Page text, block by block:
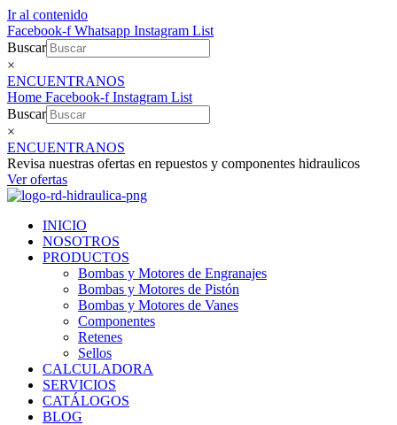
Ir al contenido
Facebook-f Whatsapp Instagram List
Buscar
×
ENCUENTRANOS
Home Facebook-f Instagram List
Buscar
×
ENCUENTRANOS
Revisa nuestras ofertas en repuestos y componentes hidraulicos
Ver ofertas
INICIO
NOSOTROS
PRODUCTOS
Bombas y Motores de Engranajes
Bombas y Motores de Pistón
Bombas y Motores de Vanes
Componentes
Retenes
Sellos
CALCULADORA
SERVICIOS
CATÁLOGOS
BLOG